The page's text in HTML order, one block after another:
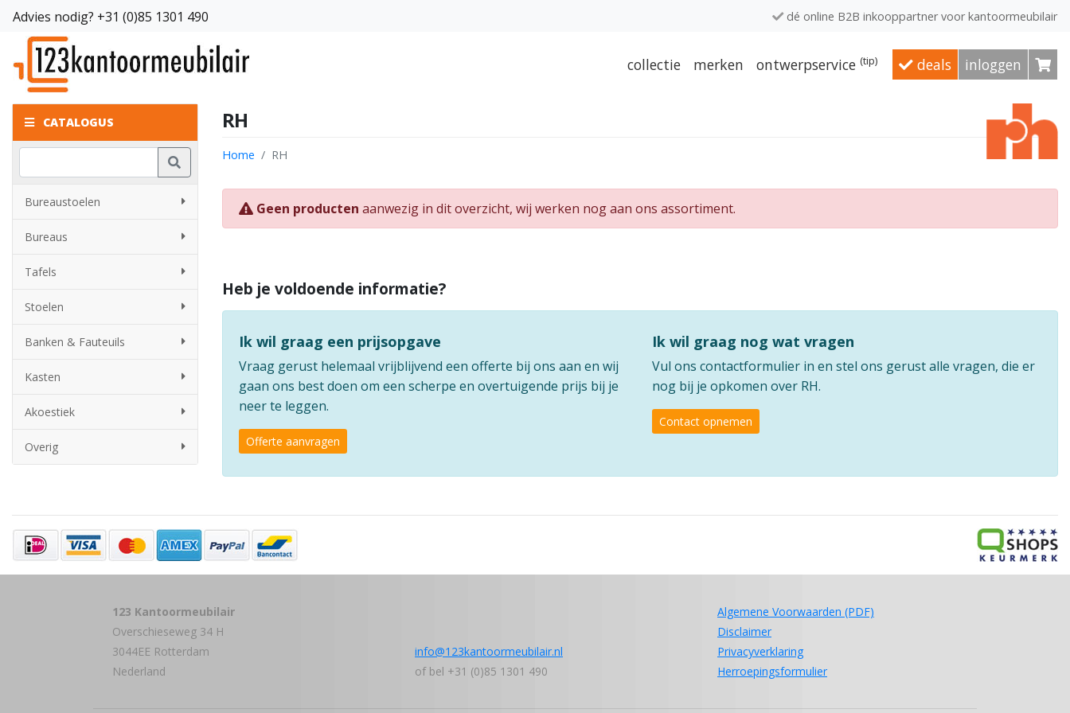
collectie merken ontwerpservice (tip) deals inloggen
Advies nodig? +31 (0)85 1301 490 dé online B2B inkooppartner voor kantoormeubilair
CATALOGUS
Bureaustoelen
Bureaus
Tafels
Stoelen
Banken & Fauteuils
Kasten
Akoestiek
Overig
RH
Home RH
Geen producten aanwezig in dit overzicht, wij werken nog aan ons assortiment.
Heb je voldoende informatie?
Ik wil graag een prijsopgave
Vraag gerust helemaal vrijblijvend een offerte bij ons aan en wij
gaan ons best doen om een scherpe en overtuigende prijs bij je
neer te leggen.
Offerte aanvragen
Ik wil graag nog wat vragen
Vul ons contactformulier in en stel ons gerust alle vragen, die er
nog bij je opkomen over RH.
Contact opnemen
123 Kantoormeubilair
Overschieseweg 34 H
3044EE Rotterdam
Nederland
info@123kantoormeubilair.nl
of bel +31 (0)85 1301 490
Algemene Voorwaarden (PDF)
Disclaimer
Privacyverklaring
Herroepingsformulier